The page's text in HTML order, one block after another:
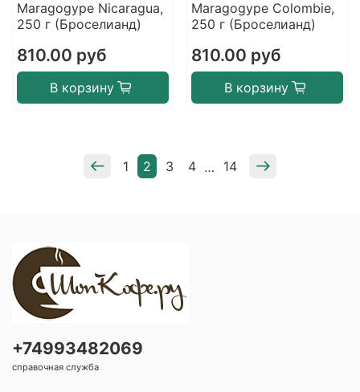
Maragogype Nicaragua,
250 г (Броселианд)
810.00 руб
В корзину
Maragogype Colombie,
250 г (Броселианд)
810.00 руб
В корзину
1 2 3 4 … 14
+74993482069
справочная служба